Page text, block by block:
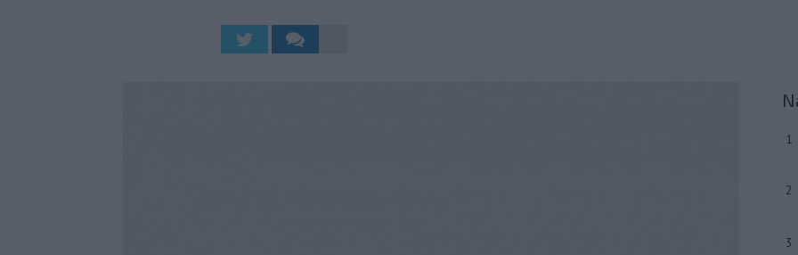
1
2
3